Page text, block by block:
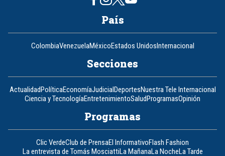
País
ColombiaVenezuelaMéxicoEstados UnidosInternacional
Secciones
ActualidadPolíticaEconomíaJudicialDeportesNuestra Tele Internacional
Ciencia y TecnologíaEntretenimientoSaludProgramasOpinión
Programas
Clic VerdeClub de PrensaEl InformativoFlash Fashion
La entrevista de Tomás MosciattiLa MañanaLa NocheLa Tarde